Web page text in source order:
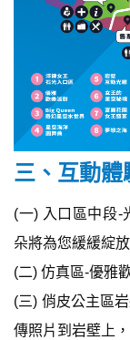
三、互動體
(一) 入口區中段-
朵將為您緩緩綻放
(二) 仿真區-優雅
(三) 俏皮公主區
傳照片到岩壁上